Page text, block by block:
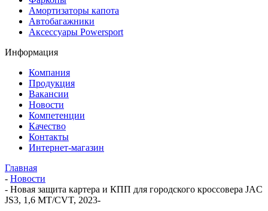
Амортизаторы капота
Автобагажники
Аксессуары Powersport
Информация
Компания
Продукция
Вакансии
Новости
Компетенции
Качество
Контакты
Интернет-магазин
Главная
- Новости
- Новая защита картера и КПП для городского кроссовера JAC
JS3, 1,6 MT/CVT, 2023-